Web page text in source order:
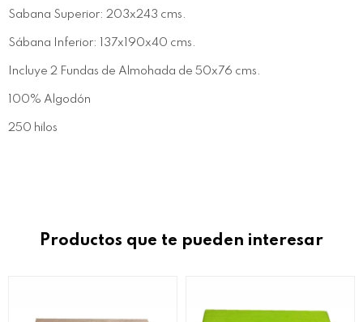
Sabana Superior: 203x243 cms.
Sábana Inferior: 137x190x40 cms.
Incluye 2 Fundas de Almohada de 50x76 cms.
100% Algodón
250 hilos
Productos que te pueden interesar